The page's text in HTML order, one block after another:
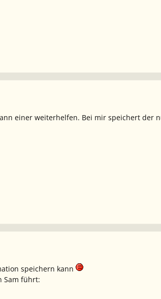
einer weiterhelfen. Bei mir speichert der
speichern kann
Sam führt: